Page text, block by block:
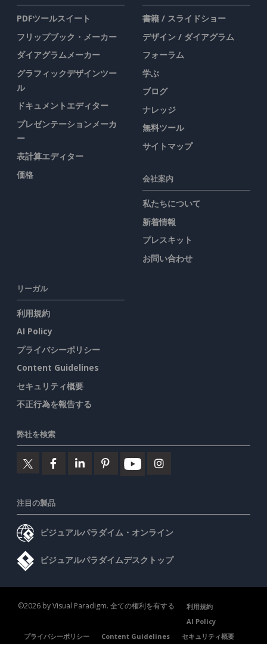
PDFツールスイート
フリップブック・メーカー
ダイアグラムメーカー
グラフィックデザインツー
ル
ドキュメントエディター
プレゼンテーションメーカ
ー
表計算エディター
価格
書籍 / スライドショー
デザイン / ダイアグラム
フォーラム
学ぶ
ブログ
ナレッジ
無料ツール
サイトマップ
会社案内
私たちについて
新着情報
プレスキット
お問い合わせ
リーガル
利用規約
AI Policy
プライバシーポリシー
Content Guidelines
セキュリティ概要
不正行為を報告する
弊社を検索
注目の製品
ビジュアルパラダイム・オンライン
ビジュアルパラダイムデスクトップ
©2026 by Visual Paradigm. 全ての権利を有する
利用規約
AI Policy
プライバシーポリシー
Content Guidelines セキュリティ概要